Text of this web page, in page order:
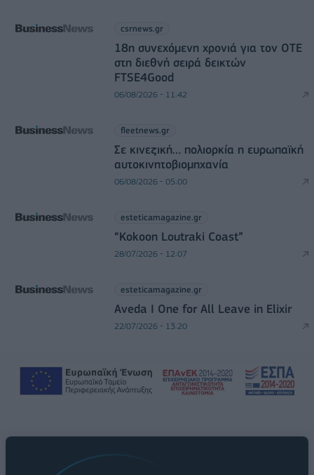
csrnews.gr
18η συνεχόμενη χρονιά για τον ΟΤΕ
στη διεθνή σειρά δεικτών
FTSE4Good
06/08/2026 - 11:42
fleetnews.gr
Σε κινεζική… πολιορκία η ευρωπαϊκή
αυτοκινητοβιομηχανία
06/08/2026 - 05:00
esteticamagazine.gr
“Kokoon Loutraki Coast”
28/07/2026 - 12:07
esteticamagazine.gr
Aveda I One for All Leave in Elixir
22/07/2026 - 13:20